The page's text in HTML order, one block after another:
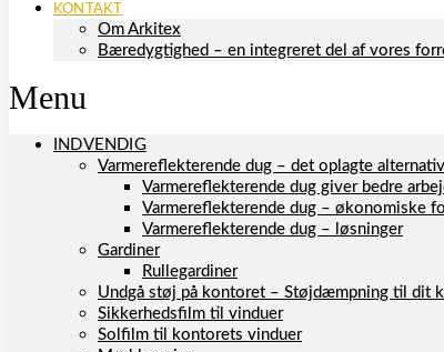
KONTAKT
Om Arkitex
Bæredygtighed – en integreret del af vores
Menu
INDVENDIG
Varmereflekterende dug – det oplagte
Varmereflekterende dug giver bedre
Varmereflekterende dug – økonomiske
Varmereflekterende dug – løsninger
Gardiner
Rullegardiner
Undgå støj på kontoret – Støjdæmpning til dit
Sikkerhedsfilm til vinduer
Solfilm til kontorets vinduer